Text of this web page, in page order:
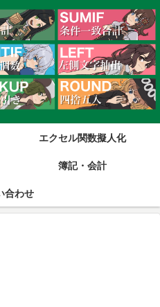
エクセル関数擬人化
簿記・会計
合わせ